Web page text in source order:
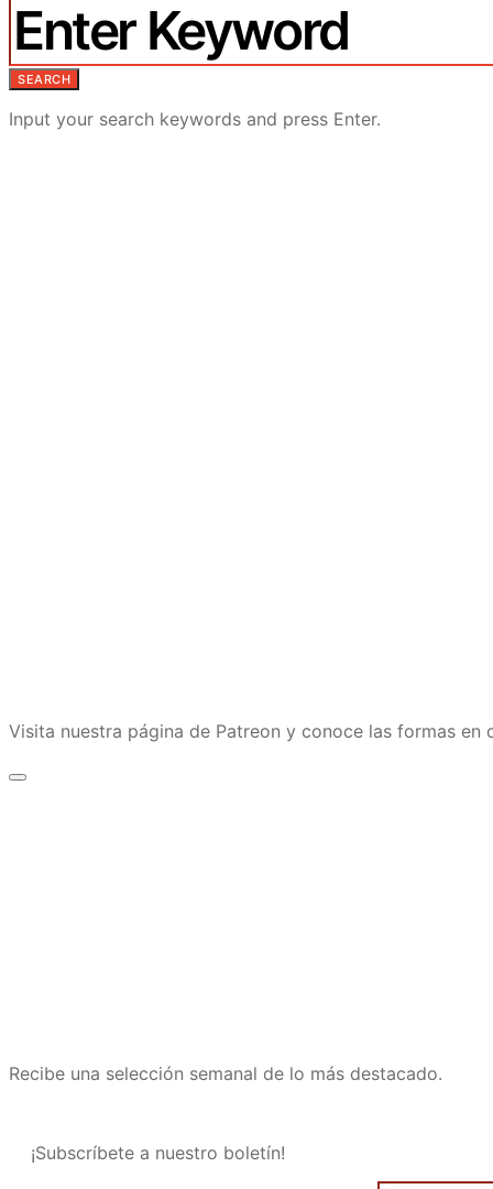
SEARCH
Input your search keywords and press Enter.
Visita nuestra página de Patreon y conoce las formas en
Recibe una selección semanal de lo más destacado.
¡Subscríbete a nuestro boletín!